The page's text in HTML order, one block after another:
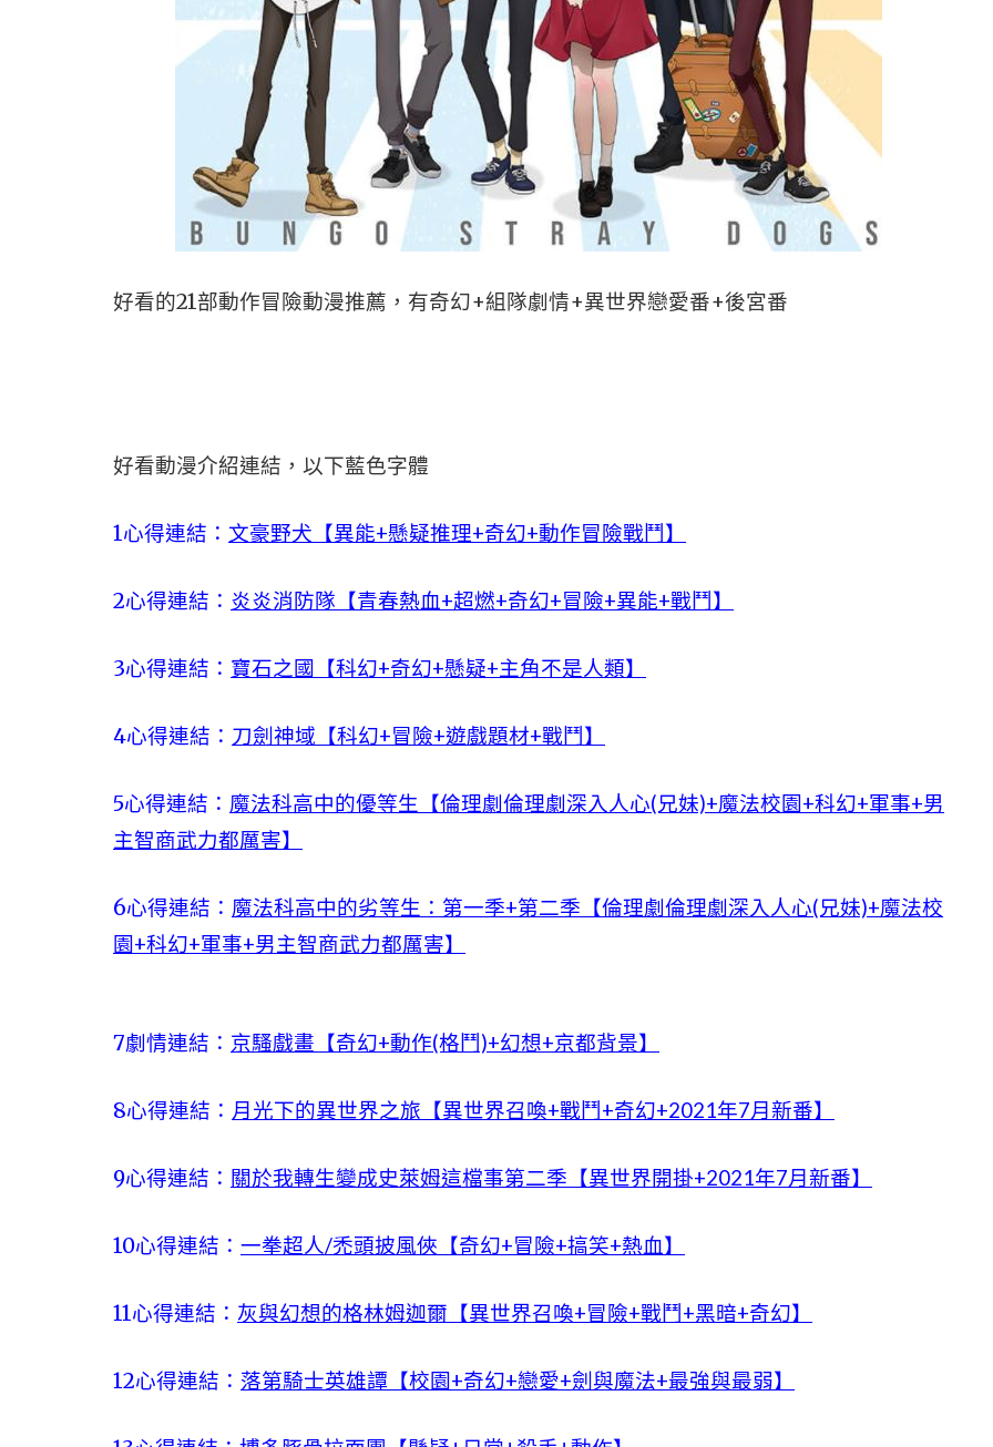
好看的21部動作冒險動漫推薦，有奇幻+組隊劇情+異世界戀愛番+後宮番
好看動漫介紹連結，以下藍色字體
1心得連結： 文豪野犬【異能+懸疑推理+奇幻+動作冒險戰鬥】
2心得連結： 炎炎消防隊【青春熱血+超燃+奇幻+冒險+異能+戰鬥】
3心得連結： 寶石之國【科幻+奇幻+懸疑+主角不是人類】
4心得連結： 刀劍神域【科幻+冒險+遊戲題材+戰鬥】
5心得連結： 魔法科高中的優等生【倫理劇倫理劇深入人心(兄妹)+魔法校園+科幻+軍事+男
主智商武力都厲害】
6心得連結： 魔法科高中的劣等生：第一季+第二季【倫理劇倫理劇深入人心(兄妹)+魔法校
園+科幻+軍事+男主智商武力都厲害】
7劇情連結： 京騷戲畫【奇幻+動作(格鬥)+幻想+京都背景】
8心得連結： 月光下的異世界之旅【異世界召喚+戰鬥+奇幻+2021年7月新番】
9心得連結： 關於我轉生變成史萊姆這檔事第二季【異世界開掛+2021年7月新番】
10心得連結： 一拳超人/禿頭披風俠【奇幻+冒險+搞笑+熱血】
11心得連結： 灰與幻想的格林姆迦爾【異世界召喚+冒險+戰鬥+黑暗+奇幻】
12心得連結： 落第騎士英雄譚【校園+奇幻+戀愛+劍與魔法+最強與最弱】